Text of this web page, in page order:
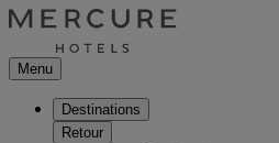
Menu
Destinations
Retour